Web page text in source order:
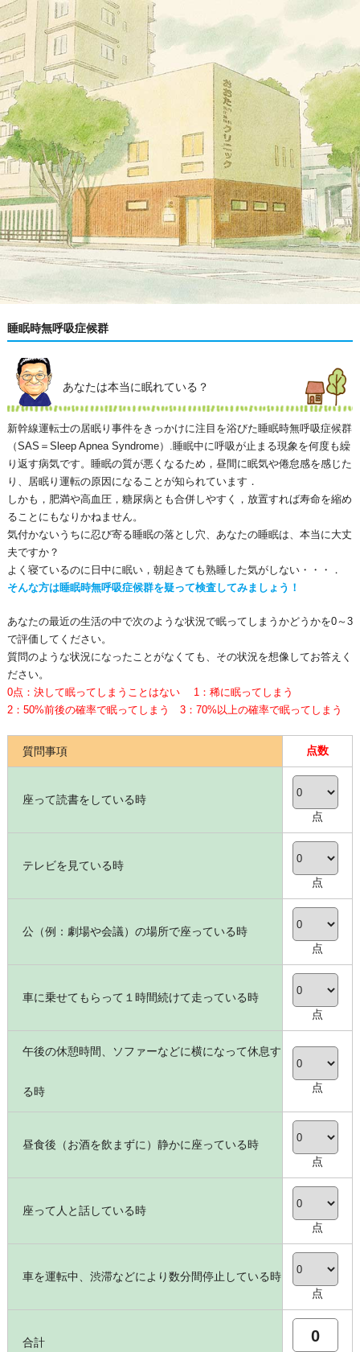
睡眠時無呼吸症候群
あなたは本当に眠れている？
新幹線運転士の居眠り事件をきっかけに注目を浴びた睡眠時無呼吸症候群
（SAS＝Sleep Apnea Syndrome）.睡眠中に呼吸が止まる現象を何度も繰
り返す病気です。睡眠の質が悪くなるため，昼間に眠気や倦怠感を感じた
り、居眠り運転の原因になることが知られています．
しかも，肥満や高血圧，糖尿病とも合併しやすく，放置すれば寿命を縮め
ることにもなりかねません。
気付かないうちに忍び寄る睡眠の落とし穴、あなたの睡眠は、本当に大丈
夫ですか？
よく寝ているのに日中に眠い，朝起きても熟睡した気がしない・・・．
そんな方は睡眠時無呼吸症候群を疑って検査してみましょう！
あなたの最近の生活の中で次のような状況で眠ってしまうかどうかを0～3
で評価してください。
質問のような状況になったことがなくても、その状況を想像してお答えく
ださい。
0点：決して眠ってしまうことはない 1：稀に眠ってしまう
2：50%前後の確率で眠ってしまう 3：70%以上の確率で眠ってしまう
質問事項 点数
座って読書をしている時
点
テレビを見ている時
点
公（例：劇場や会議）の場所で座っている時
点
車に乗せてもらって１時間続けて走っている時
点
午後の休憩時間、ソファーなどに横になって休息す
る時 点
昼食後（お酒を飲まずに）静かに座っている時
点
座って人と話している時
点
車を運転中、渋滞などにより数分間停止している時
点
合計 0